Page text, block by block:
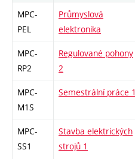
MPC-
PEL
Průmyslová
elektronika
MPC-
RP2
Regulované pohony
2
MPC-
M1S
Semestrální práce 1
MPC-
SS1
Stavba elektrických
strojů 1